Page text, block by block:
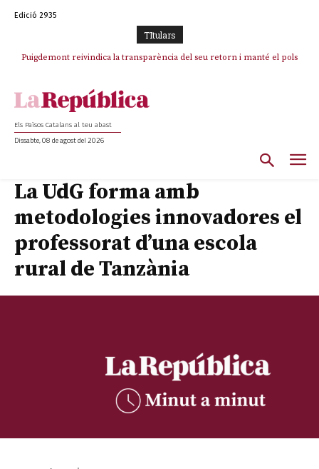
Edició 2935
TItulars
Puigdemont reivindica la transparència del seu retorn i manté el pols
Portugal acusa Espanya de provocar un “efecte crida” massiu per la seva
Els Països Catalans al teu abast
Dissabte, 08 de agost del 2026
La UdG forma amb
metodologies innovadores el
professorat d’una escola
rural de Tanzània